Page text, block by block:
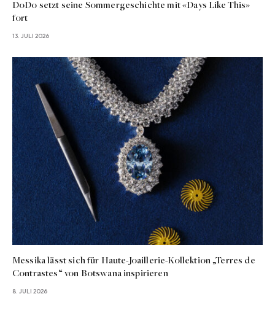
DoDo setzt seine Sommergeschichte mit «Days Like This»
fort
13. JULI 2026
Messika lässt sich für Haute-Joaillerie-Kollektion „Terres de
Contrastes“ von Botswana inspirieren
8. JULI 2026